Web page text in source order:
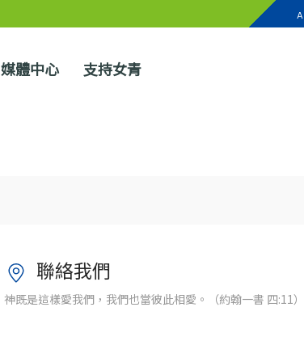
A
媒體中心 支持女青
聯絡我們
神既是這樣愛我們，我們也當彼此相愛。（約翰一書 四:11）